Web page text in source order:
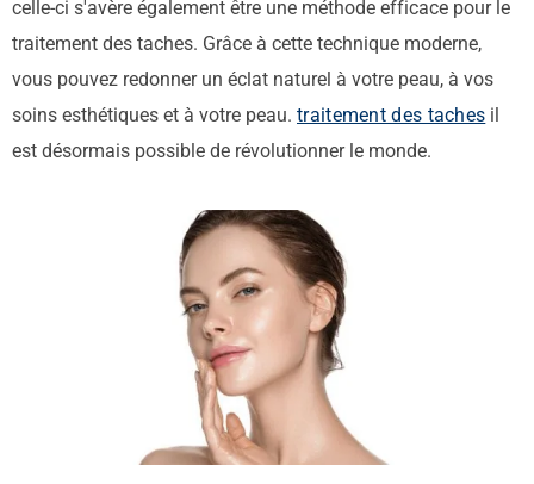
celle-ci s'avère également être une méthode efficace pour le
traitement des taches. Grâce à cette technique moderne,
vous pouvez redonner un éclat naturel à votre peau, à vos
soins esthétiques et à votre peau. traitement des taches il
est désormais possible de révolutionner le monde.